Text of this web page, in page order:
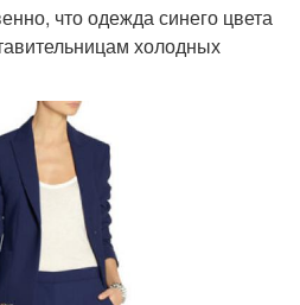
что одежда синего цвета
холодных